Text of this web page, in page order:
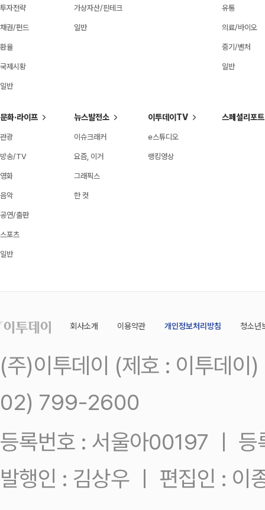
투자전략
채권/펀드
환율
국제시황
일반
가상자산/핀테크
일반
유통
의료/바이오
중기/벤처
일반
문화·라이프
관광
방송/TV
영화
음악
공연/출판
스포츠
일반
뉴스발전소
이슈크래커
요즘, 이거
그래픽스
한 컷
이투데이TV
e스튜디오
랭킹영상
스페셜리포트
회사소개 이용약관 개인정보처리방침 청소년
(주)이투데이 (제호 : 이투데
02) 799-2600
등록번호 : 서울아00197 ㅣ
발행인 : 김상우 ㅣ 편집인 : 이